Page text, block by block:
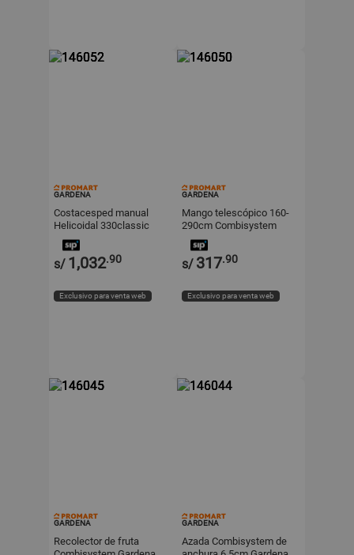
GARDENA
Costacesped manual
Helicoidal 330classic
Gardena
s/ 1,032.90
Exclusivo para venta web
GARDENA
Mango telescópico 160-
290cm Combisystem
Gardena
s/ 317.90
Exclusivo para venta web
GARDENA
Recolector de fruta
GARDENA
Azada Combisystem de